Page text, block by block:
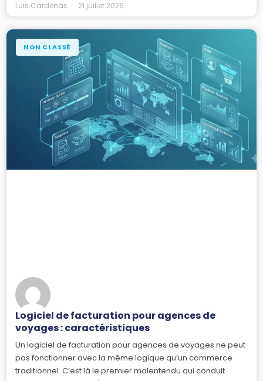
Luis Cardenas 21 juillet 2026
NON CLASSÉ
Logiciel de facturation pour agences de
voyages : caractéristiques
Un logiciel de facturation pour agences de voyages ne peut
pas fonctionner avec la même logique qu’un commerce
traditionnel. C’est là le premier malentendu qui conduit